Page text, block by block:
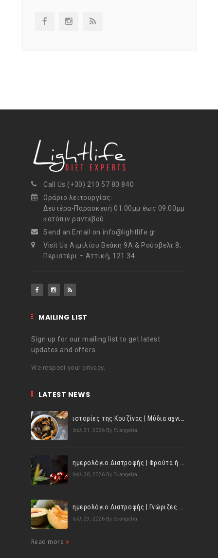
Call Us (+30) 210 57 80 840
Ωράριο λειτουργίας:
Δευτέρα-Παρασκευή 01:00μμ έως 09:00μμ
κατόπιν ραντεβού.
Send an Email on info@lightlife.gr
Visit Us Αιμιλίου Βεάκη 9Α & Ρούσβελτ 8,
Περιστέρι – Αττική, 121 34
MAILING LIST
Sign up for our mailing list to get latest
updates and offers.
We respect your privacy.
LATEST NEWS
Ιούλ 31, 2026 By Evangelia
Ιούλ 30, 2026 By Evangelia
Ιούλ 29, 2026 By Evangelia
Read more